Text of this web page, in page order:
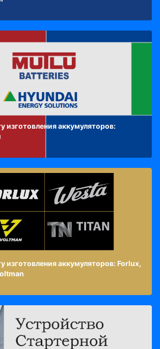
изготовления аккумуляторов:
изготовления аккумуляторов: Forlux,